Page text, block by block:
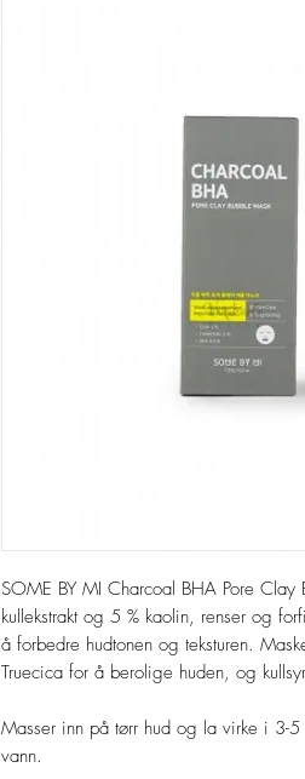
SOME BY MI Charcoal BHA Pore
kullekstrakt og 5 % kaolin, renser og
å forbedre hudtonen og teksturen.
Truecica for å berolige huden, og
Masser inn på tørr hud og la virke i 3-5
vann.